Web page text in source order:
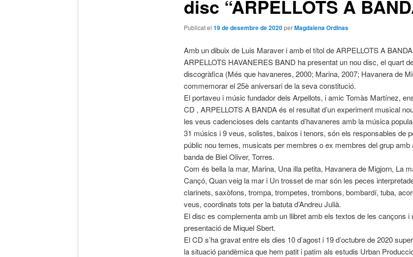
disc “ARPELLOTS A
Publicat el 19 de desembre de 2020perMagdalena Ordinas
Amb un dibuix de Luis Maraver i amb el títol de ARPELLOTS A
ARPELLOTS HAVANERES BAND ha presentat un nou disc, el quart
discogràfica (Més que havaneres, 2000; Marina, 2007; Havanera de
commemorar el 25è aniversari de la seva constitució.
El portaveu i músic fundador dels Arpellots, i amic Tomàs Martínez,
CD , ARPELLOTS A BANDA és el resultat d’un experiment musical
les veus cadencioses dels cantants d’havaneres amb la música
31 músics i 9 veus, solistes, baixos i tenors, són els responsables de
públic nou temes, musicats per membres o ex membres del grup amb
banda de Biel Oliver, Torres.
Com és bella la mar, Marina, Una illa petita, Havanera de Migjorn, La
Cançó, Quan veig la mar i Un trosset de mar són les peces
clarinets, saxòfons, trompa, trompetes, trombons, bombardí, tuba,
veus, coordinats tots per la batuta d’Andreu Julià.
El disc es complementa amb un llibret amb els textos de les cançons i
presentació de Miquel Sbert.
El CD s’ha gravat entre els dies 10 d’agost i 19 d’octubre de 2020
la situació pandèmica que hem patit i patim als estudis Urban